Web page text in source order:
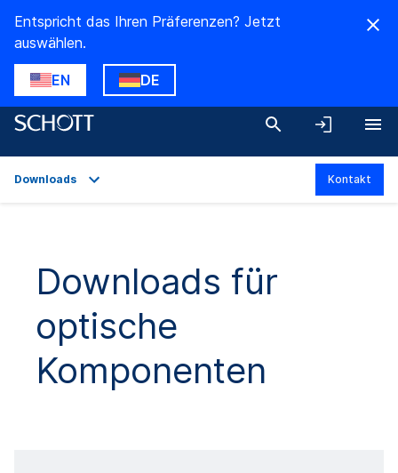
Entspricht das Ihren Präferenzen? Jetzt
auswählen.
EN DE
Technische Daten
Produktvarianten
Downloads
Downloads Kontakt
Downloads für
optische
Komponenten